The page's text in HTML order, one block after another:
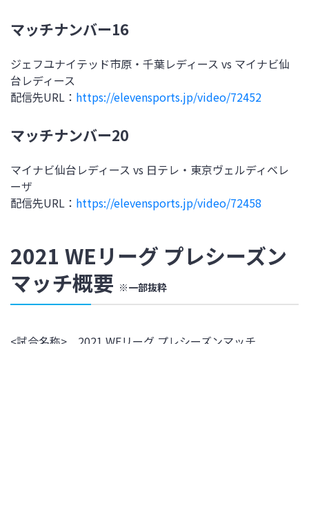
マッチナンバー16
ジェフユナイテッド市原・千葉レディース vs マイナビ仙
台レディース
配信先URL： https://elevensports.jp/video/72452
マッチナンバー20
マイナビ仙台レディース vs 日テレ・東京ヴェルディベレ
ーザ
配信先URL： https://elevensports.jp/video/72458
2021 WEリーグ プレシーズン
マッチ概要 ※一部抜粋
<試合名称> 2021 WEリーグ プレシーズンマッチ